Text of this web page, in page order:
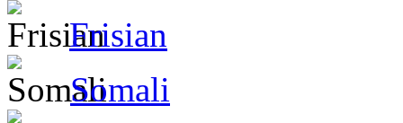
Frisian
Somali